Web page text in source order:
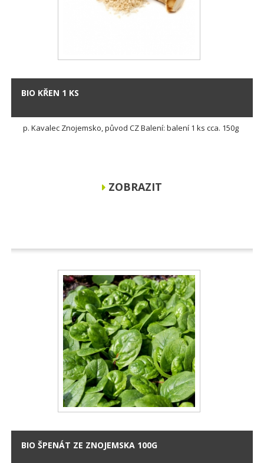
BIO KŘEN 1 KS
p. Kavalec Znojemsko, původ CZ Balení: balení 1 ks cca. 150g
ZOBRAZIT
BIO ŠPENÁT ZE ZNOJEMSKA 100G